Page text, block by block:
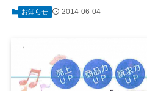
お知らせ 2014-06-04